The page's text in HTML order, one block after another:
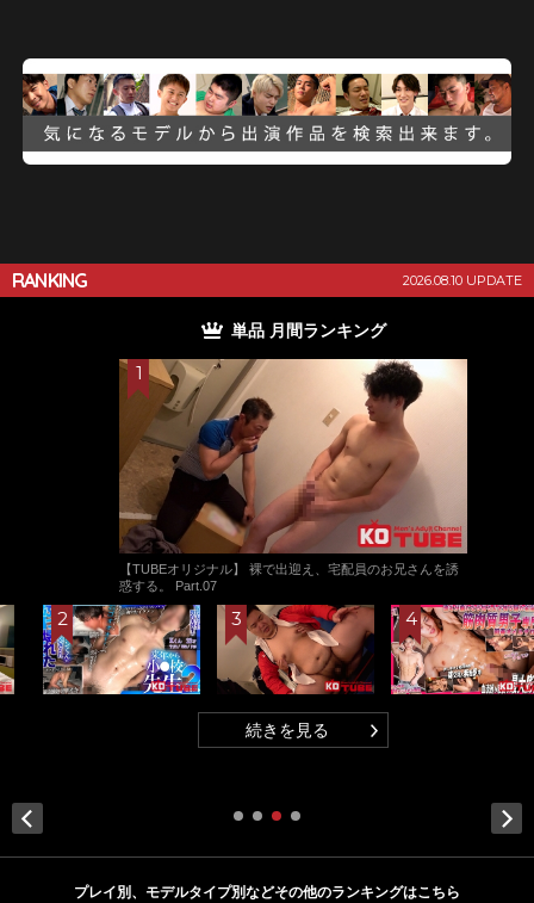
RANKING 2026.08.10 UPDATE
単品 月間ランキング
【TUBEオリジナル】 裸で出迎え、宅配員のお兄さんを誘
惑する。 Part.07
続きを見る
プレイ別、モデルタイプ別などその他のランキングはこちら